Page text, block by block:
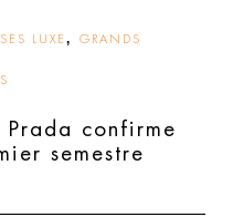
LUXE , GRANDS
confirme
semestre